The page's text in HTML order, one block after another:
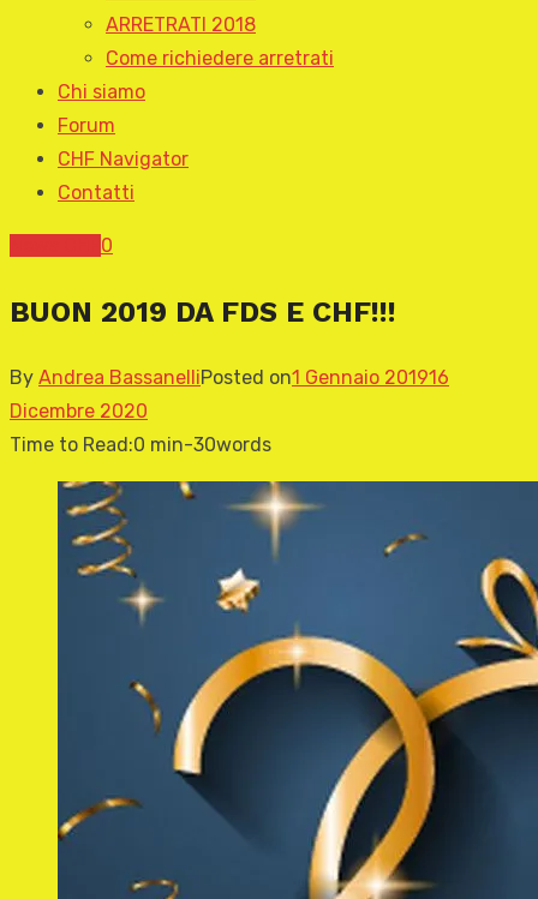
ARRETRATI 2018
Come richiedere arretrati
Chi siamo
Forum
CHF Navigator
Contatti
0
BUON 2019 DA FDS E CHF!!!
By Andrea BassanelliPosted on1 Gennaio 201916
Dicembre 2020
Time to Read:0 min-30words